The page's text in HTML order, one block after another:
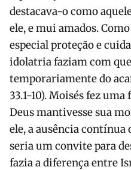
destacava-o como
ele, e mui amados.
especial proteção e
idolatria faziam com
temporariamente do
33.1-10). Moisés fez
Deus mantivesse sua
ele, a ausência contínua
seria um convite para
fazia a diferença entre